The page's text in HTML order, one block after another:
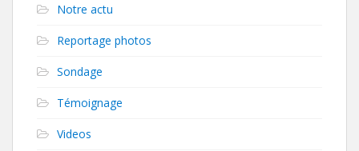
Notre actu
Reportage photos
Sondage
Témoignage
Videos